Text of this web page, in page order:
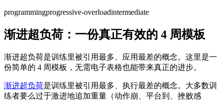
programmingprogressive-overloadintermediate
渐进超负荷：一份真正有效的 4 周模板
渐进超负荷是训练里被引用最多、应用最差的概念。这里是一
份简单的 4 周模板，无需电子表格也能带来真正的进步。
渐进超负荷是训练里被引用最多、执行最差的概念。大多数训
练者要么过于激进地追加重量（动作崩、平台到、挫败感